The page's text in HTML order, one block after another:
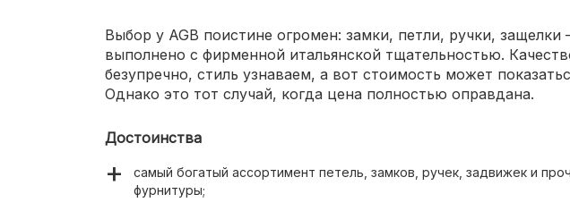
Выбор у AGB поистине огромен: замки, петли, ручки, защелки
выполнено с фирменной итальянской тщательностью.
безупречно, стиль узнаваем, а вот стоимость может
Однако это тот случай, когда цена полностью оправдана.
Достоинства
самый богатый ассортимент петель, замков, ручек, задвижек и
фурнитуры;